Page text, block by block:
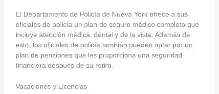
El Departamento de Policía de Nueva York ofrece a sus
oficiales de policía un plan de seguro médico completo que
incluye atención médica, dental y de la vista. Además de
esto, los oficiales de policía también pueden optar por un
plan de pensiones que les proporciona una seguridad
financiera después de su retiro.
Vacaciones y Licencias